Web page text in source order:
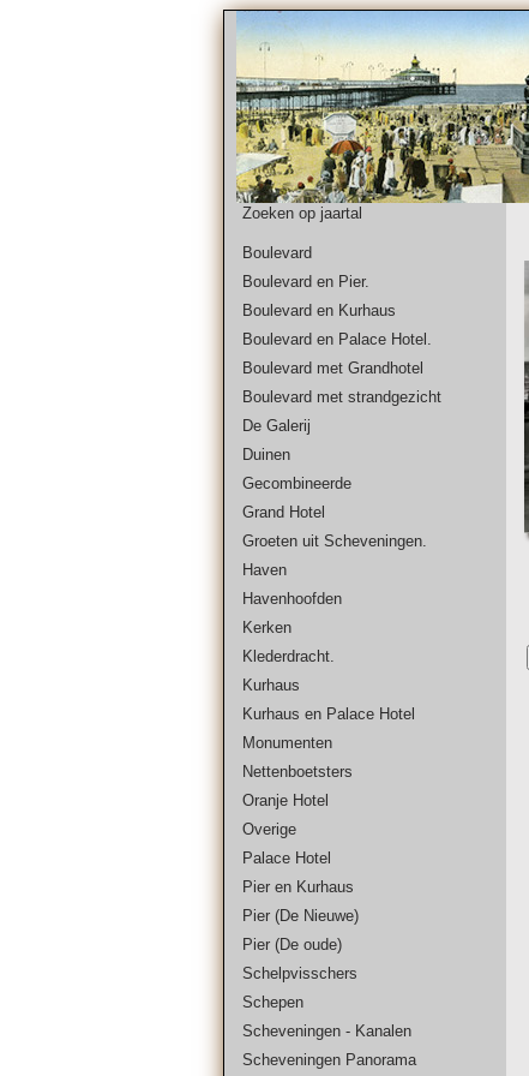
Zoeken op jaartal
Boulevard
Boulevard en Pier.
Boulevard en Kurhaus
Boulevard en Palace Hotel.
Boulevard met Grandhotel
Boulevard met strandgezicht
De Galerij
Duinen
Gecombineerde
Grand Hotel
Groeten uit Scheveningen.
Haven
Havenhoofden
Kerken
Klederdracht.
Kurhaus
Kurhaus en Palace Hotel
Monumenten
Nettenboetsters
Oranje Hotel
Overige
Palace Hotel
Pier en Kurhaus
Pier (De Nieuwe)
Pier (De oude)
Schelpvisschers
Schepen
Scheveningen - Kanalen
Scheveningen Panorama